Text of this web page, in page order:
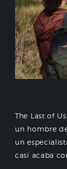
The Last of
un hombre
un
casi acaba